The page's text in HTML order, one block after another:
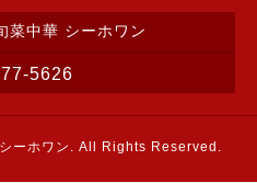
菜中華 シーホワン
5626
ーホワン . All Rights Reserved.